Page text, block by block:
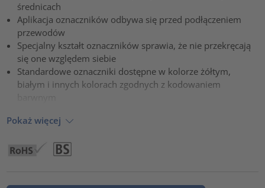
średnicach
Aplikacja oznaczników odbywa się przed podłączeniem
przewodów
Specjalny kształt oznaczników sprawia, że nie przekręcają
się one względem siebie
Standardowe oznaczniki dostępne w kolorze żółtym,
białym i innych kolorach zgodnych z kodowaniem
Pokaż więcej